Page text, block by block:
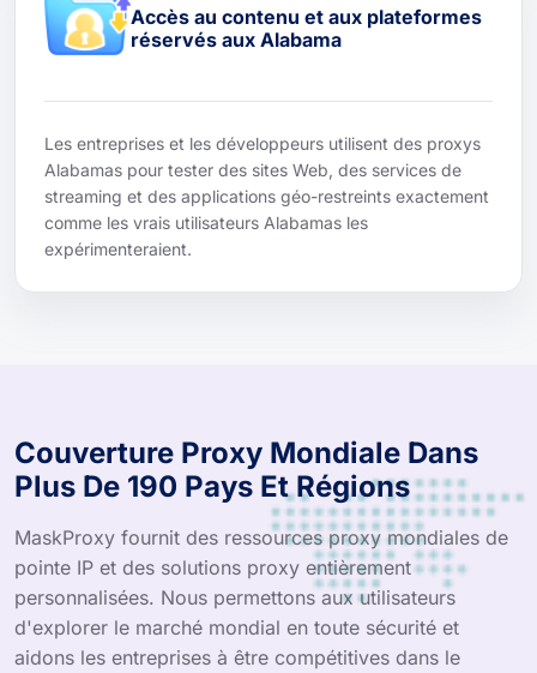
Accès au contenu et aux plateformes
réservés aux Alabama
Les entreprises et les développeurs utilisent des proxys
Alabamas pour tester des sites Web, des services de
streaming et des applications géo-restreints exactement
comme les vrais utilisateurs Alabamas les
expérimenteraient.
Couverture Proxy Mondiale Dans
Plus De 190 Pays Et Régions
MaskProxy fournit des ressources proxy mondiales de
pointe IP et des solutions proxy entièrement
personnalisées. Nous permettons aux utilisateurs
d'explorer le marché mondial en toute sécurité et
aidons les entreprises à être compétitives dans le